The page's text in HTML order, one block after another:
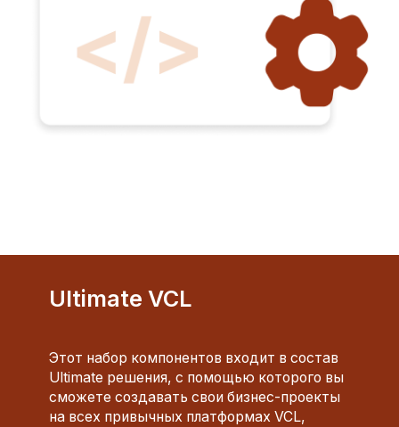
Ultimate VCL
Этот набор компонентов входит в состав
Ultimate решения, с помощью которого вы
сможете создавать свои бизнес-проекты
на всех привычных платформах VCL,